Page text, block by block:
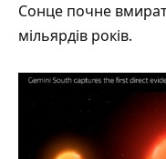
Сонце почне
мільярдів років.